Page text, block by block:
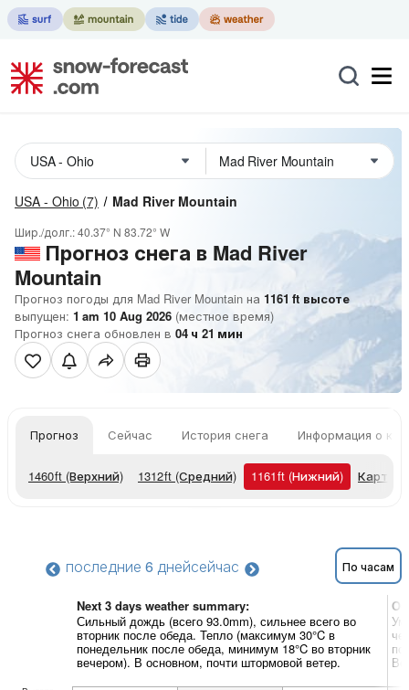
USA - Ohio (7) Mad River Mountain
Шир./долг.:40.37° N 83.72° W
Прогноз снега в Mad River
Mountain
Прогноз погоды для Mad River Mountain на 1161 ft высоте
выпущен: 1 am 10 Aug 2026 (местное время)
Прогноз снега обновлен в 04 ч 21 мин
Прогноз Сейчас История снега Информация о
1460ft (Верхний) 1312ft (Средний) 1161ft (Нижний) Карты
последние 6 днейсейчас По часам
Next 3 days weather summary:
Сильный дождь (всего 93.0mm), сильнее всего во
вторник после обеда. Тепло (максимум 30°C в
понедельник после обеда, минимум 18°C во вторник
вечером). В основном, почти штормовой ветер.